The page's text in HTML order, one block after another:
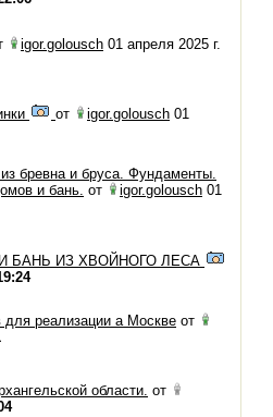
igor.golousch 01 апреля 2025 г.
от igor.golousch 01
бревна и бруса. Фундаменты.
и бань. от igor.golousch 01
БАНЬ ИЗ ХВОЙНОГО ЛЕСА
реализации а Москве от
области. от